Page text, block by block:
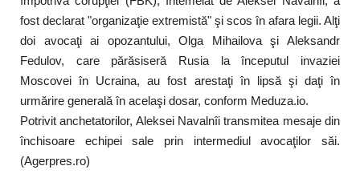
fost declarat "organizaţie extremistă" şi scos în afara legii. Alţi
doi avocaţi ai opozantului, Olga Mihailova şi Aleksandr
Fedulov, care părăsiseră Rusia la începutul invaziei
Moscovei în Ucraina, au fost arestaţi în lipsă şi daţi în
urmărire generală în acelaşi dosar, conform Meduza.io.
Potrivit anchetatorilor, Aleksei Navalnîi transmitea mesaje din
închisoare echipei sale prin intermediul avocaţilor săi.
(Agerpres.ro)